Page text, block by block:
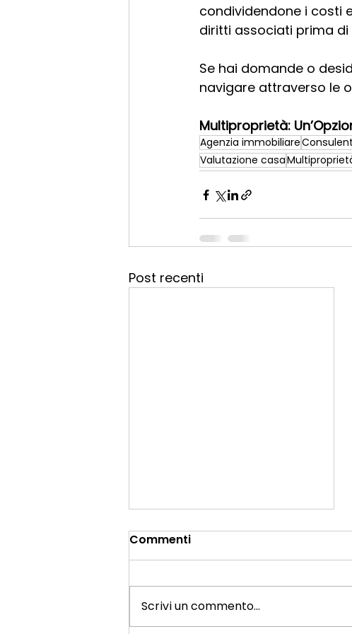
condividendone i costi
diritti associati prima
Se hai domande o
navigare attraverso le
Multiproprietà:
Agenzia immobiliare
Valutazione casa
Post recenti
Commenti
Scrivi un commento...